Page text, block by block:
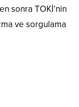
sonra TOKİ’nin
ve sorgulama